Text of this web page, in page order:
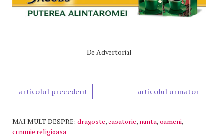
De Advertorial
articolul precedent articolul urmator
MAI MULT DESPRE: dragoste,casatorie, nunta,oameni,
cununie religioasa